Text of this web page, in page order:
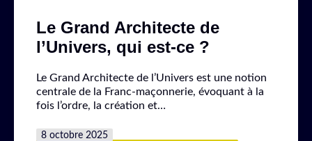
Le Grand Architecte de
l’Univers, qui est-ce ?
Le Grand Architecte de l’Univers est une notion
centrale de la Franc-maçonnerie, évoquant à la
fois l’ordre, la création et…
Publié
8 octobre 2025